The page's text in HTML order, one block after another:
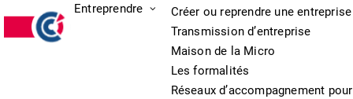
Entreprendre
Créer ou reprendre une entreprise
Transmission d’entreprise
Maison de la Micro
Les formalités
Réseaux d’accompagnement pour